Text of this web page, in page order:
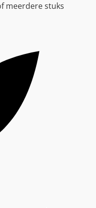
meerdere stuks